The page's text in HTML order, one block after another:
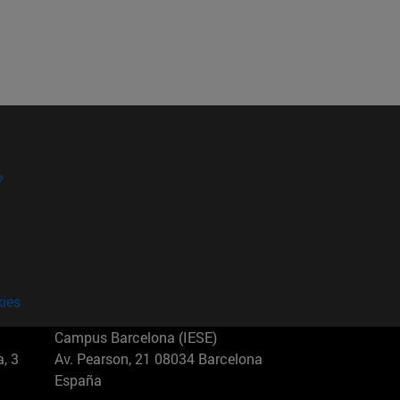
3
Campus Barcelona (IESE)
Av. Pearson, 21 08034 Barcelona
España